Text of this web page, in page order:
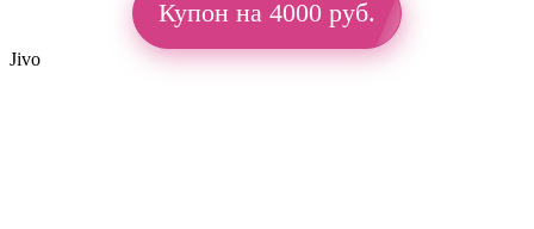
Купон на 4000 руб.
Jivo